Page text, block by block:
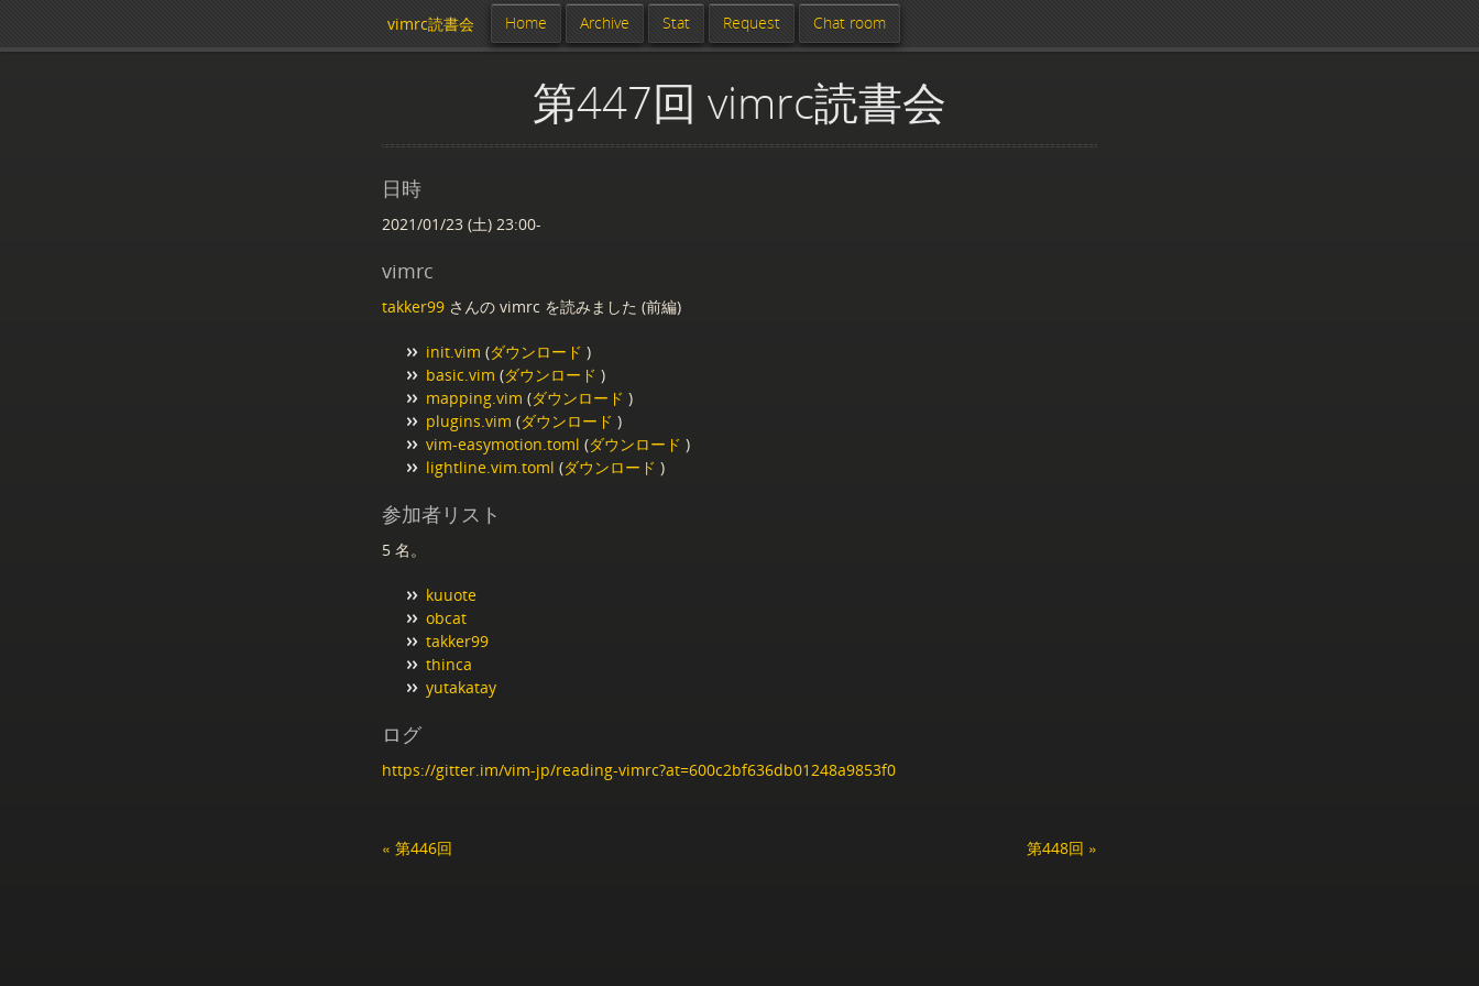
vimrc読書会 Home Archive Stat Request Chat room
第447回 vimrc読書会
日時
2021/01/23 (土) 23:00-
vimrc
takker99 さんの vimrc を読みました (前編)
init.vim (ダウンロード )
basic.vim (ダウンロード )
mapping.vim (ダウンロード )
plugins.vim (ダウンロード )
vim-easymotion.toml (ダウンロード )
lightline.vim.toml (ダウンロード )
参加者リスト
5 名。
kuuote
obcat
takker99
thinca
yutakatay
ログ
https://gitter.im/vim-jp/reading-vimrc?at=600c2bf636db01248a9853f0
« 第446回 第448回 »